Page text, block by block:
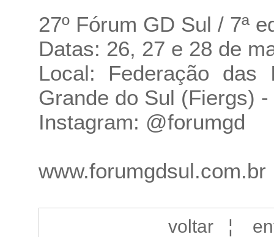
27º Fórum GD Sul / 7ª
Datas: 26, 27 e 28 de
Local: Federação
Grande do Sul (Fiergs)
Instagram: @forumgd
www.forumgdsul.com.br
voltar¦